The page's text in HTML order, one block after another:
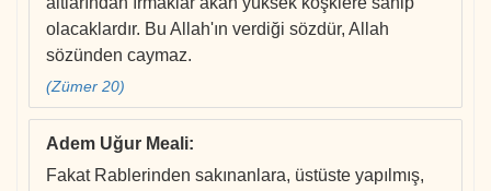
olacaklardır. Bu Allah'ın verdiği sözdür, Allah
sözünden caymaz.
(Zümer 20)
Adem Uğur Meali:
Fakat Rablerinden sakınanlara, üstüste yapılmış,